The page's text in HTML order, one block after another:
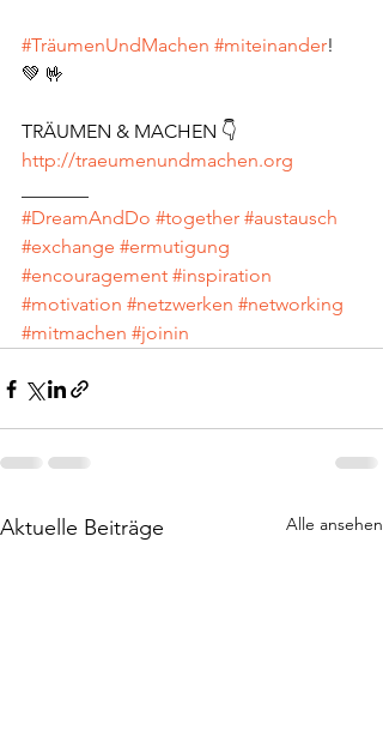
#TräumenUndMachen #miteinander!
💚 🤟
TRÄUMEN & MACHEN 👇
http://traeumenundmachen.org
#DreamAndDo #together #austausch
#exchange #ermutigung
#encouragement #inspiration
#motivation #netzwerken #networking
#mitmachen #joinin
Aktuelle Beiträge Alle ansehen